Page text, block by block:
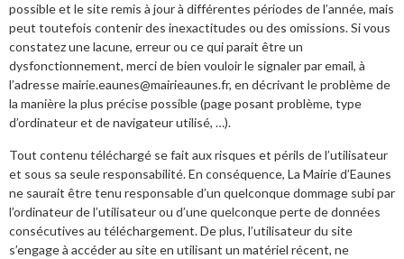
possible et le site remis à jour à différentes périodes de l’année, mais
peut toutefois contenir des inexactitudes ou des omissions. Si vous
constatez une lacune, erreur ou ce qui parait être un
dysfonctionnement, merci de bien vouloir le signaler par email, à
l’adresse mairie.eaunes@mairieaunes.fr, en décrivant le problème de
la manière la plus précise possible (page posant problème, type
d’ordinateur et de navigateur utilisé, …).
Tout contenu téléchargé se fait aux risques et périls de l’utilisateur
et sous sa seule responsabilité. En conséquence, La Mairie d’Eaunes
ne saurait être tenu responsable d’un quelconque dommage subi par
l’ordinateur de l’utilisateur ou d’une quelconque perte de données
consécutives au téléchargement. De plus, l’utilisateur du site
s’engage à accéder au site en utilisant un matériel récent, ne